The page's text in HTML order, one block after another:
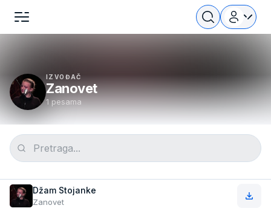
IZVOĐAČ
Zanovet
1 pesama
Džam Stojanke
Zanovet